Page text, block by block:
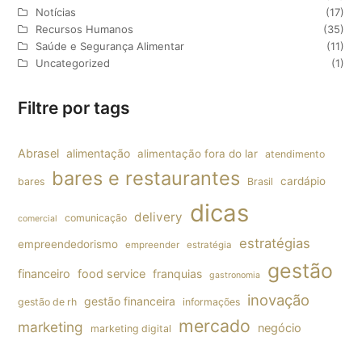
Notícias
(17)
Recursos Humanos
(35)
Saúde e Segurança Alimentar
(11)
Uncategorized
(1)
Filtre por tags
Abrasel alimentação alimentação fora do lar atendimento
bares bares e restaurantes Brasil cardápio
comercial comunicação delivery dicas
empreendedorismo empreender estratégia estratégias
financeiro food service franquias gastronomia gestão
gestão de rh gestão financeira informações inovação
marketing marketing digital mercado negócio